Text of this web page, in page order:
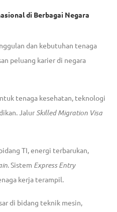
di Berbagai Negara
dan kebutuhan tenaga
peluang karier di negara
tenaga kesehatan, teknologi
Jalur Skilled Migration Visa
TI, energi terbarukan,
. Sistem Express Entry
kerja terampil.
di bidang teknik mesin,